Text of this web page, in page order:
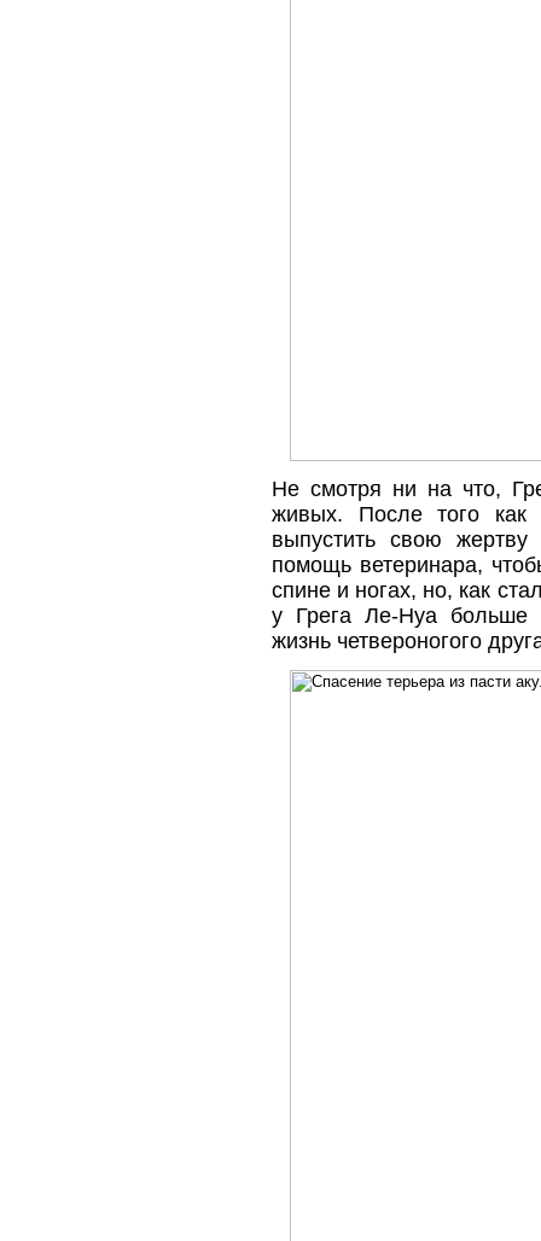
Не смотря ни на что,
живых. После того как
выпустить свою
помощь ветеринара,
спине и ногах, но, как
у Грега Ле-Нуа больше
жизнь четвероногого